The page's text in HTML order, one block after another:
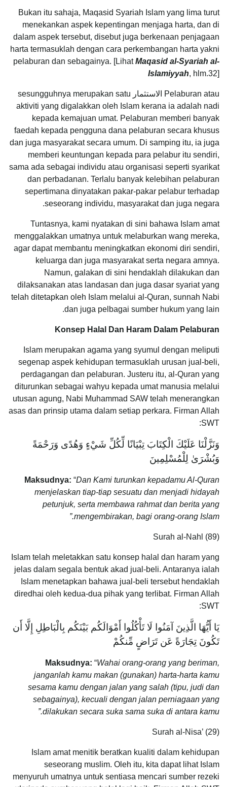
Bukan itu sahaja, Maqasid Syariah Islam yang lima turut
menekankan aspek kepentingan menjaga harta, dan di
dalam aspek tersebut, disebut juga berkenaan penjagaan
harta termasuklah dengan cara perkembangan harta yakni
pelaburan dan sebagainya. [LihatMaqasid al-Syariah al-
Islamiyyah, hlm.32]
Pelaburan atau الاستثمار sesungguhnya merupakan satu
aktiviti yang digalakkan oleh Islam kerana ia adalah nadi
kepada kemajuan umat. Pelaburan memberi banyak
faedah kepada pengguna dana pelaburan secara khusus
dan juga masyarakat secara umum. Di samping itu, ia juga
memberi keuntungan kepada para pelabur itu sendiri,
sama ada sebagai individu atau organisasi seperti syarikat
dan perbadanan. Terlalu banyak kelebihan pelaburan
sepertimana dinyatakan pakar-pakar pelabur terhadap
seseorang individu, masyarakat dan juga negara.
Tuntasnya, kami nyatakan di sini bahawa Islam amat
menggalakkan umatnya untuk melaburkan wang mereka,
agar dapat membantu meningkatkan ekonomi diri sendiri,
keluarga dan juga masyarakat serta negara amnya.
Namun, galakan di sini hendaklah dilakukan dan
dilaksanakan atas landasan dan juga dasar syariat yang
telah ditetapkan oleh Islam melalui al-Quran, sunnah Nabi
dan juga pelbagai sumber hukum yang lain.
Konsep Halal Dan Haram Dalam Pelaburan
Islam merupakan agama yang syumul dengan meliputi
segenap aspek kehidupan termasuklah urusan jual-beli,
perdagangan dan pelaburan. Justeru itu, al-Quran yang
diturunkan sebagai wahyu kepada umat manusia melalui
utusan agung, Nabi Muhammad SAW telah menerangkan
asas dan prinsip utama dalam setiap perkara. Firman Allah
SWT:
وَنَزَّلْنَا عَلَيْكَ الْكِتَابَ تِبْيَانًا لِّكُلِّ شَيْءٍ وَهُدًى وَرَحْمَةً
وَبُشْرَىٰ لِلْمُسْلِمِينَ
Maksudnya: “Dan Kami turunkan kepadamu Al-Quran
menjelaskan tiap-tiap sesuatu dan menjadi hidayah
petunjuk, serta membawa rahmat dan berita yang
mengembirakan, bagi orang-orang Islam.”
Surah al-Nahl (89)
Islam telah meletakkan satu konsep halal dan haram yang
jelas dalam segala bentuk akad jual-beli. Antaranya ialah
Islam menetapkan bahawa jual-beli tersebut hendaklah
diredhai oleh kedua-dua pihak yang terlibat. Firman Allah
SWT:
يَا أَيُّهَا الَّذِينَ آمَنُوا لَا تَأْكُلُوا أَمْوَالَكُم بَيْنَكُم بِالْبَاطِلِ إِلَّا أَن
تَكُونَ تِجَارَةً عَن تَرَاضٍ مِّنكُمْ
Maksudnya: “Wahai orang-orang yang beriman,
janganlah kamu makan (gunakan) harta-harta kamu
sesama kamu dengan jalan yang salah (tipu, judi dan
sebagainya), kecuali dengan jalan perniagaan yang
dilakukan secara suka sama suka di antara kamu.”
Surah al-Nisa’ (29)
Islam amat menitik beratkan kualiti dalam kehidupan
seseorang muslim. Oleh itu, kita dapat lihat Islam
menyuruh umatnya untuk sentiasa mencari sumber rezeki